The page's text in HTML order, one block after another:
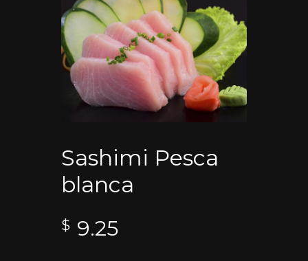
Sashimi Pesca
blanca
$ 9.25